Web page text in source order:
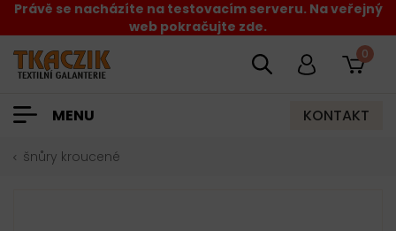
Právě se nacházíte na testovacím serveru. Na veřejný
web pokračujte zde.
0
MENU KONTAKT
šnůry kroucené